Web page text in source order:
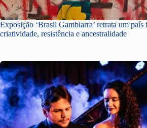
Exposição ‘Brasil Gambiarra’ retrata um país
criatividade, resistência e ancestralidade